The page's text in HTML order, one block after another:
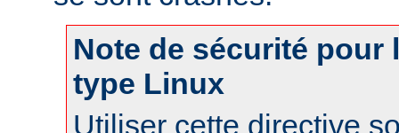
Note de sécurité pour
type Linux
Utiliser cette directive